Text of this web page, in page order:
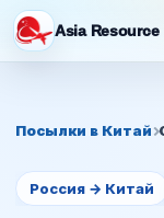
Asia Resource
Посылки в Китай
Россия → Китай